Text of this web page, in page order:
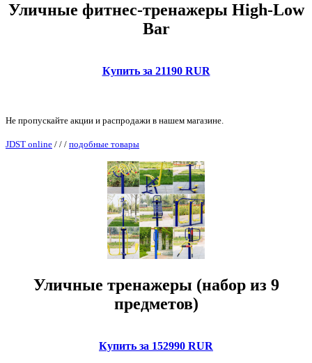
Уличные фитнес-тренажеры High-Low
Bar
Купить за 21190 RUR
Не пропускайте акции и распродажи в нашем магазине.
JDST online / / / подобные товары
Уличные тренажеры (набор из 9
предметов)
Купить за 152990 RUR